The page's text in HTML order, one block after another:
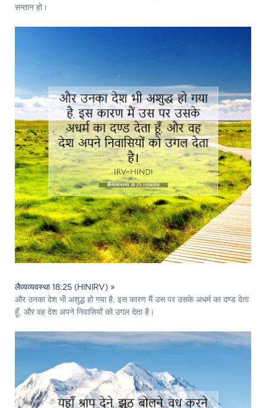
सन्तान हो।
लैव्यव्यवस्था 18:25 (HINIRV) »
और उनका देश भी अशुद्ध हो गया है, इस कारण मैं उस पर उसके अधर्म का दण्ड देता
हूँ, और वह देश अपने निवासियों को उगल देता है।